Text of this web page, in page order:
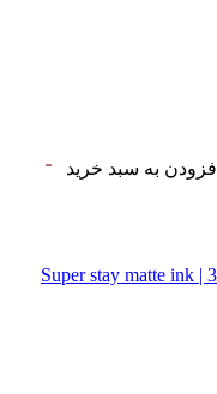
افزودن به سبد خرید
رژ مایع مات سوپر استی‌ برندمیبلین کد 35 | Super stay matte ink